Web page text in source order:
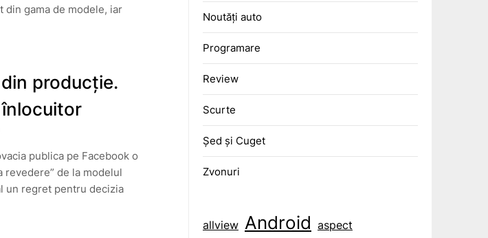
din gama de modele, iar
producție.
înlocuitor
publica pe Facebook o
revedere” de la modelul
un regret pentru decizia
Noutăți auto
Programare
Review
Scurte
Șed și Cuget
Zvonuri
allview Android aspect